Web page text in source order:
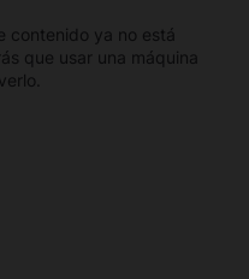
contenido ya no está
que usar una máquina